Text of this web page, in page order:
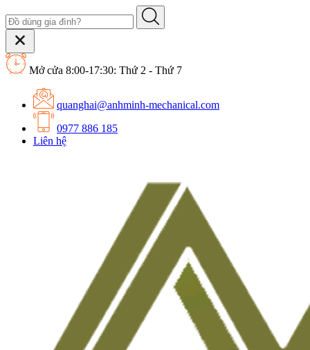
Mở cửa 8:00-17:30: Thứ 2 - Thứ 7
quanghai@anhminh-mechanical.com
0977 886 185
Liên hệ